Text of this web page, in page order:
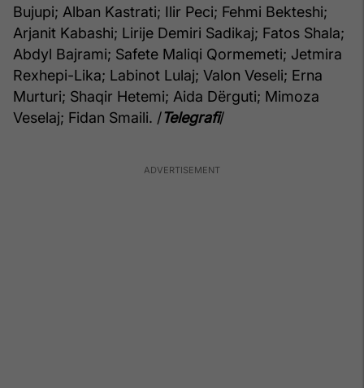
Bujupi; Alban Kastrati; Ilir Peci; Fehmi Bekteshi;
Arjanit Kabashi; Lirije Demiri Sadikaj; Fatos Shala;
Abdyl Bajrami; Safete Maliqi Qormemeti; Jetmira
Rexhepi-Lika; Labinot Lulaj; Valon Veseli; Erna
Murturi; Shaqir Hetemi; Aida Dërguti; Mimoza
Veselaj; Fidan Smaili. /Telegrafi/